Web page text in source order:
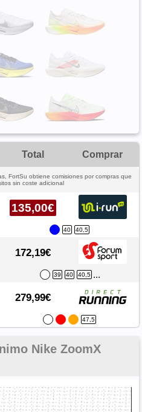
Total Comprar
FortSu obtiene comisiones por compras que
sin coste adicional
135,00€
40 40,5
172,19€
39 40 40,5 ...
279,99€
47,5
Nike ZoomX